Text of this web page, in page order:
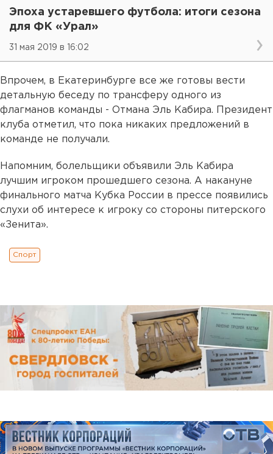
Эпоха устаревшего футбола: итоги сезона
для ФК «Урал»
31 мая 2019 в 16:02
Впрочем, в Екатеринбурге все же готовы вести
детальную беседу по трансферу одного из
флагманов команды - Отмана Эль Кабира. Президент
клуба отметил, что пока никаких предложений в
команде не получали.
Напомним, болельщики объявили Эль Кабира
лучшим игроком прошедшего сезона. А накануне
финального матча Кубка России в прессе появились
слухи об интересе к игроку со стороны питерского
«Зенита».
Спорт